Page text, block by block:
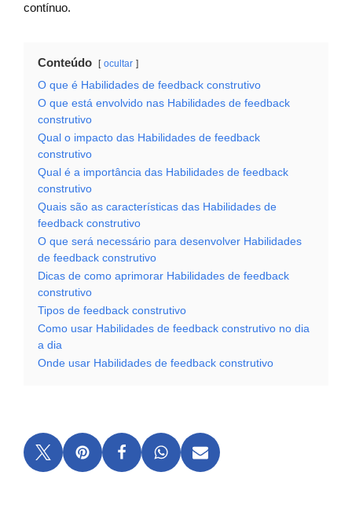
contínuo.
Conteúdo ocultar
O que é Habilidades de feedback construtivo
O que está envolvido nas Habilidades de feedback
construtivo
Qual o impacto das Habilidades de feedback
construtivo
Qual é a importância das Habilidades de feedback
construtivo
Quais são as características das Habilidades de
feedback construtivo
O que será necessário para desenvolver Habilidades
de feedback construtivo
Dicas de como aprimorar Habilidades de feedback
construtivo
Tipos de feedback construtivo
Como usar Habilidades de feedback construtivo no dia
a dia
Onde usar Habilidades de feedback construtivo